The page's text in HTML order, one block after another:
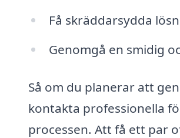
Få skräddarsydda
Genomgå en smidig
Så om du planerar att
kontakta professionella
processen. Att få ett par